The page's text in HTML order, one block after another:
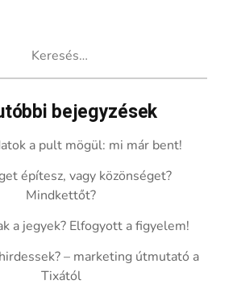
bejegyzések
a pult mögül: mi már bent!
építesz, vagy közönséget?
Mindkettőt?
a jegyek? Elfogyott a figyelem!
– marketing útmutató a
Tixától